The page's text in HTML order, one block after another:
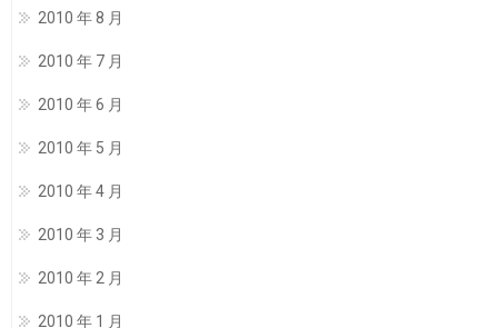
2010 年 8 月
2010 年 7 月
2010 年 6 月
2010 年 5 月
2010 年 4 月
2010 年 3 月
2010 年 2 月
2010 年 1 月